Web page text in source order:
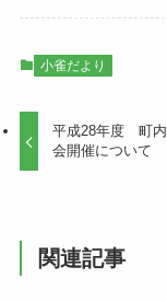
小雀だより
平成28年度 町
会開催について
関連記事